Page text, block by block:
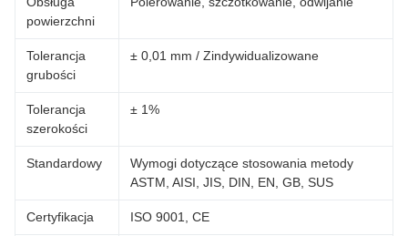
powierzchni
Tolerancja
grubości
± 0,01 mm / Zindywidualizowane
Tolerancja
szerokości
± 1%
Standardowy
Wymogi dotyczące stosowania metody
ASTM, AISI, JIS, DIN, EN, GB, SUS
Certyfikacja ISO 9001, CE